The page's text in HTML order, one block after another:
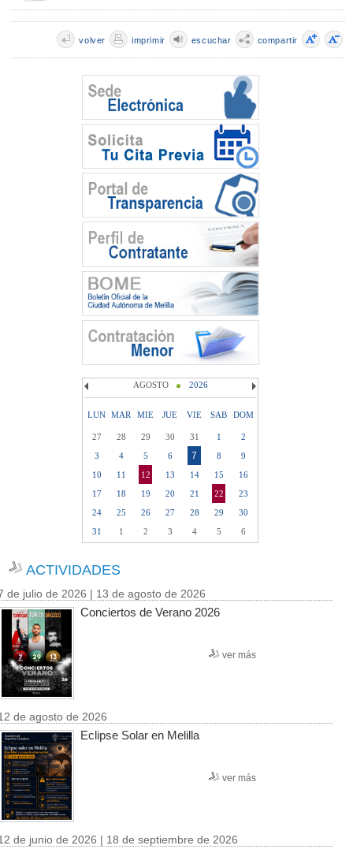
compartir
escuchar
imprimir
volver
AGOSTO 2026
LUN MAR MIE JUE VIE SAB DOM
27 28 29 30 31 1
2
3
4 5 6 7 8
9
10
11 12 13 14 15
16
17
18 19 20 21 22
23
24
25 26 27 28 29
30
31
1 2 3 4 5 6
ACTIVIDADES
de julio de 2026 | 13 de agosto de 2026
Conciertos de Verano 2026
ver más
de agosto de 2026
Eclipse Solar en Melilla
ver más
de junio de 2026 | 18 de septiembre de 2026